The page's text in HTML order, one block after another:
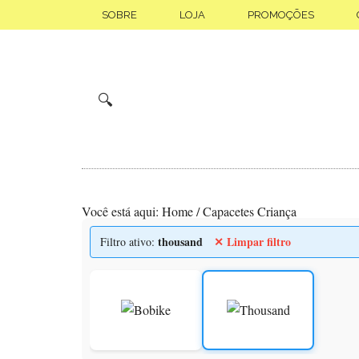
to
para
SOBRE LOJA PROMOÇÕES
🔍
Você está aqui: Home/Capacetes Criança
Filtro ativo: thousand ✕ Limpar filtro